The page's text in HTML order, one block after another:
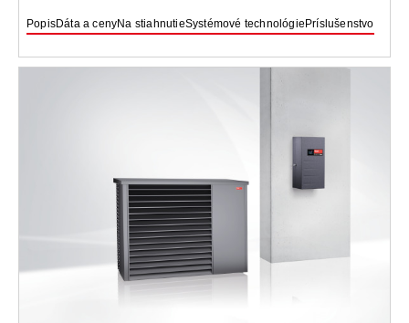
PopisDáta a cenyNa stiahnutieSystémové technológie Príslušenstvo